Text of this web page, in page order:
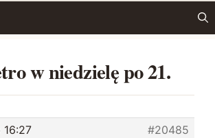
w niedzielę po 21.
16:27
#20485